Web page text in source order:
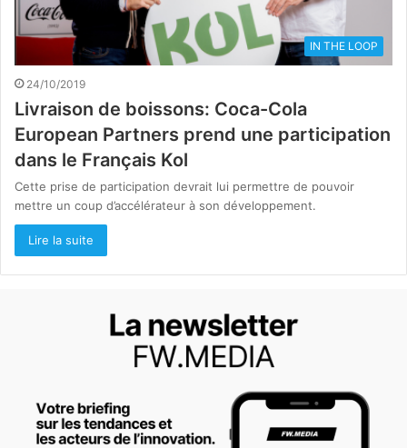
IN THE LOOP
24/10/2019
Livraison de boissons: Coca-Cola
European Partners prend une participation
dans le Français Kol
Cette prise de participation devrait lui permettre de pouvoir
mettre un coup d’accélérateur à son développement.
Lire la suite